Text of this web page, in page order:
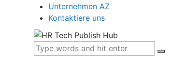
Unternehmen AZ
Kontaktiere uns